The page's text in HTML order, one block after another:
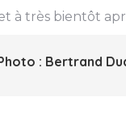
à très bientôt
: Bertrand